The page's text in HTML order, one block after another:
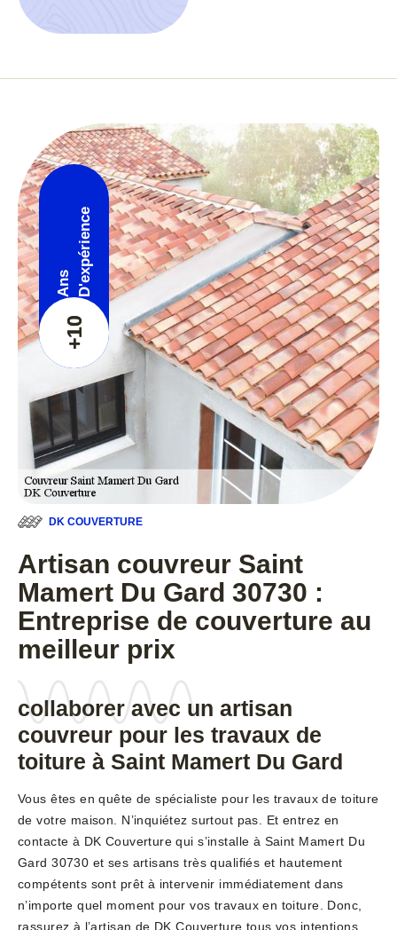
+10
Ans D'expérience
DK COUVERTURE
Artisan couvreur Saint
Mamert Du Gard 30730 :
Entreprise de couverture au
meilleur prix
collaborer avec un artisan
couvreur pour les travaux de
toiture à Saint Mamert Du Gard
Vous êtes en quête de spécialiste pour les travaux de toiture
de votre maison. N’inquiétez surtout pas. Et entrez en
contacte à DK Couverture qui s’installe à Saint Mamert Du
Gard 30730 et ses artisans très qualifiés et hautement
compétents sont prêt à intervenir immédiatement dans
n’importe quel moment pour vos travaux en toiture. Donc,
rassurez à l’artisan de DK Couverture tous vos intentions